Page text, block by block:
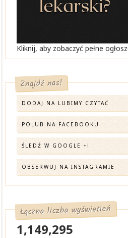
Kliknij, aby zobaczyć pełne
Znajdź nas!
DODAJ NA LUBIMY CZYTAĆ
POLUB NA FACEBOOKU
ŚLEDŹ W GOOGLE +!
OBSERWUJ NA INSTAGRAMIE
Łączna liczba wyświetleń
1,149,295